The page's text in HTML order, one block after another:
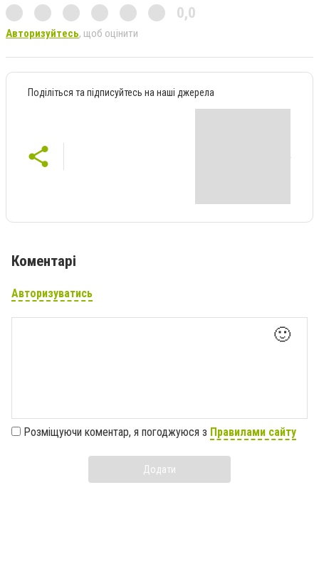
0,0
Авторизуйтесь, щоб оцінити
Поділіться та підписуйтесь на наші джерела
Коментарі
Авторизуватись
🙂
Розміщуючи коментар, я погоджуюся з Правилами сайту
Додати